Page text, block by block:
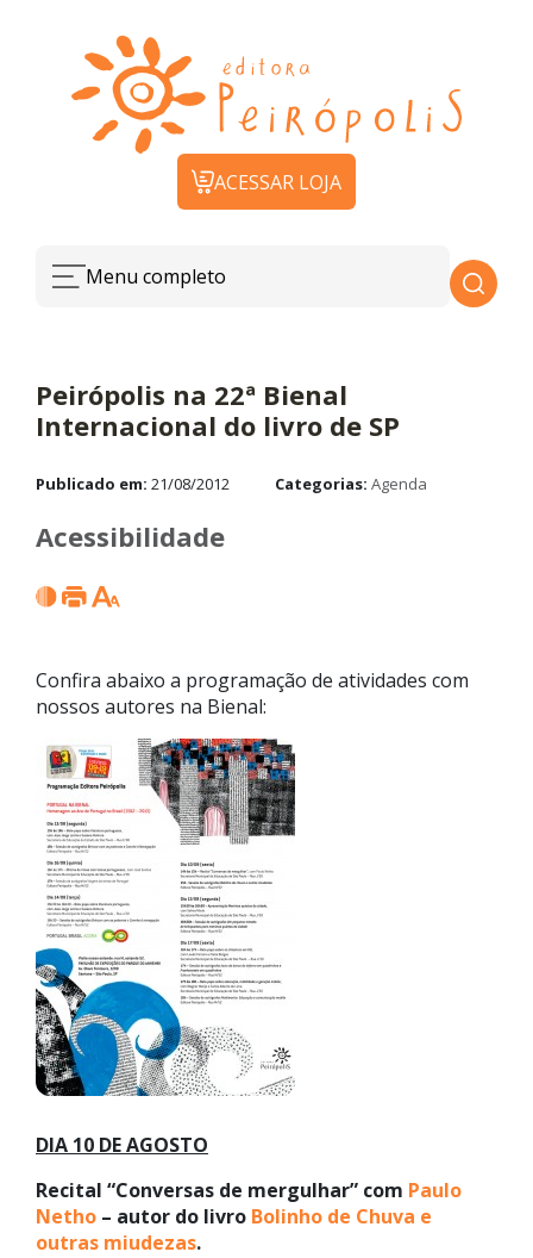
ACESSAR LOJA
Menu completo
Peirópolis na 22ª Bienal
Internacional do livro de SP
Publicado em: 21/08/2012 Categorias: Agenda
Acessibilidade
Confira abaixo a programação de atividades com
nossos autores na Bienal:
DIA 10 DE AGOSTO
Recital “Conversas de mergulhar” com Paulo
Netho – autor do livro Bolinho de Chuva e
outras miudezas.